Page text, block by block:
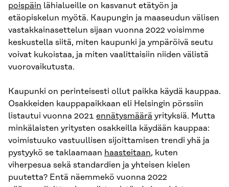
poispäin lähialueille on kasvanut etätyön ja
etäopiskelun myötä. Kaupungin ja maaseudun välisen
vastakkainasettelun sijaan vuonna 2022 voisimme
keskustella siitä, miten kaupunki ja ympäröivä seutu
voivat kukoistaa, ja miten vaalittaisiin niiden välistä
vuorovaikutusta.
Kaupunki on perinteisesti ollut paikka käydä kauppaa.
Osakkeiden kauppapaikkaan eli Helsingin pörssiin
listautui vuonna 2021 ennätysmäärä yrityksiä. Mutta
minkälaisten yritysten osakkeilla käydään kauppaa:
voimistuuko vastuullisen sijoittamisen trendi yhä ja
pystyykö se taklaamaan haasteitaan, kuten
viherpesua sekä standardien ja yhteisen kielen
puutetta? Entä näemmekö vuonna 2022